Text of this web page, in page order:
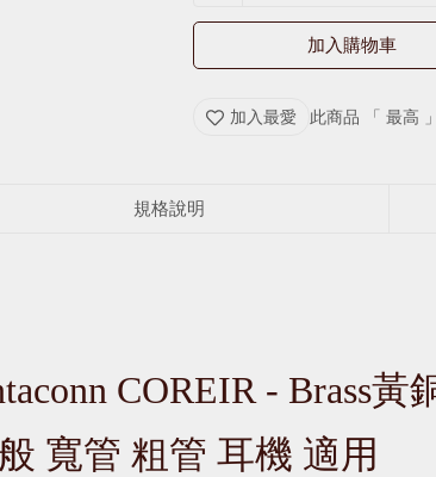
加入購物車
加入最愛 此商品 「 最高
規格說明
COREIR - Brass黃
寬管 粗管 耳機 適用